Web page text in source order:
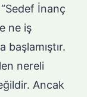
İnanç
ne iş
başlamıştır.
nereli
Ancak